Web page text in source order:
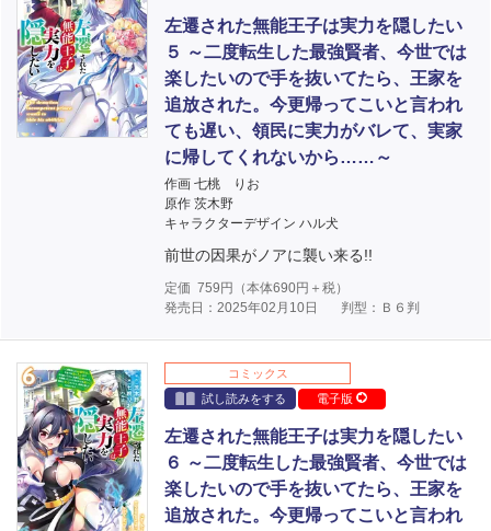
左遷された無能王子は実力を隠したい
５ ～二度転生した最強賢者、今世では
楽したいので手を抜いてたら、王家を
追放された。今更帰ってこいと言われ
ても遅い、領民に実力がバレて、実家
に帰してくれないから……～
作画 七桃 りお
原作 茨木野
キャラクターデザイン ハル犬
前世の因果がノアに襲い来る!!
定価 759 円（本体690円＋税）
発売日：2025年02月10日
判型：Ｂ６判
コミックス
試し読みをする
電子版
左遷された無能王子は実力を隠したい
６ ～二度転生した最強賢者、今世では
楽したいので手を抜いてたら、王家を
追放された。今更帰ってこいと言われ